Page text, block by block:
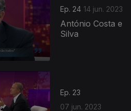
Ep. 24 14 jun. 2023
António Costa e
Silva
Ep. 23
07 jun. 2023